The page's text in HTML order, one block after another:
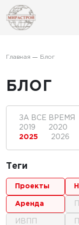
Главная Блог
БЛОГ
ЗА ВСЕ ВРЕМЯ
2019
2020
2025
2026
Теги
проекты
аренда
ИВПП